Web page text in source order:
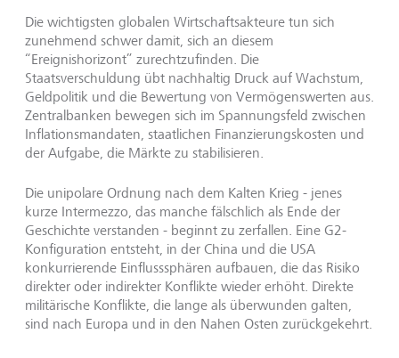
Die wichtigsten globalen Wirtschaftsakteure tun sich
zunehmend schwer damit, sich an diesem
“Ereignishorizont” zurechtzufinden. Die
Staatsverschuldung übt nachhaltig Druck auf Wachstum,
Geldpolitik und die Bewertung von Vermögenswerten aus.
Zentralbanken bewegen sich im Spannungsfeld zwischen
Inflationsmandaten, staatlichen Finanzierungskosten und
der Aufgabe, die Märkte zu stabilisieren.
Die unipolare Ordnung nach dem Kalten Krieg - jenes
kurze Intermezzo, das manche fälschlich als Ende der
Geschichte verstanden - beginnt zu zerfallen. Eine G2-
Konfiguration entsteht, in der China und die USA
konkurrierende Einflusssphären aufbauen, die das Risiko
direkter oder indirekter Konflikte wieder erhöht. Direkte
militärische Konflikte, die lange als überwunden galten,
sind nach Europa und in den Nahen Osten zurückgekehrt.